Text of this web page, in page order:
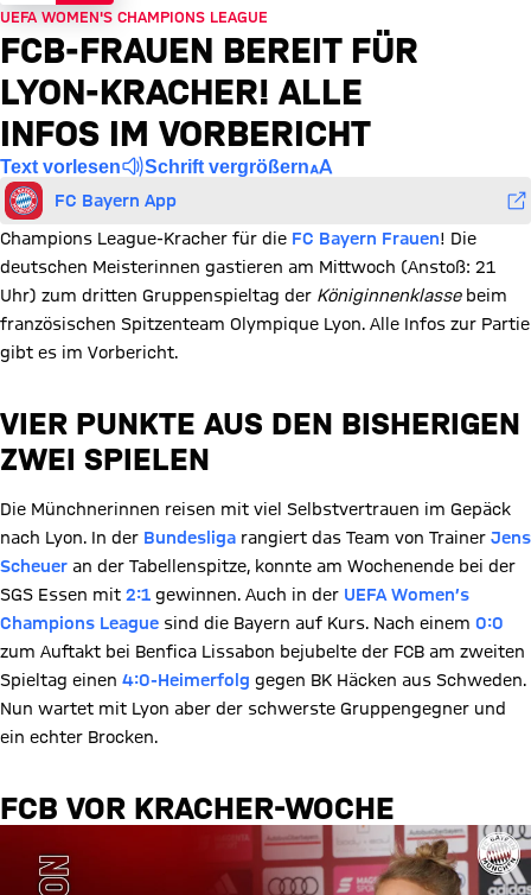
UEFA WOMEN'S CHAMPIONS LEAGUE
FCB-FRAUEN BEREIT FÜR
LYON-KRACHER! ALLE
INFOS IM VORBERICHT
Text vorlesen Schrift vergrößern
FC Bayern App
Champions League-Kracher für die FC Bayern Frauen! Die
deutschen Meisterinnen gastieren am Mittwoch (Anstoß: 21
Uhr) zum dritten Gruppenspieltag der Königinnenklassebeim
französischen Spitzenteam Olympique Lyon. Alle Infos zur Partie
gibt es im Vorbericht.
VIER PUNKTE AUS DEN BISHERIGEN
ZWEI SPIELEN
Die Münchnerinnen reisen mit viel Selbstvertrauen im Gepäck
nach Lyon. In der Bundesliga rangiert das Team von Trainer Jens
Scheuer an der Tabellenspitze, konnte am Wochenende bei der
SGS Essen mit 2:1 gewinnen. Auch in der UEFA Women’s
Champions League sind die Bayern auf Kurs. Nach einem 0:0
zum Auftakt bei Benfica Lissabon bejubelte der FCB am zweiten
Spieltag einen 4:0-Heimerfolg gegen BK Häcken aus Schweden.
Nun wartet mit Lyon aber der schwerste Gruppengegner und
ein echter Brocken.
FCB VOR KRACHER-WOCHE